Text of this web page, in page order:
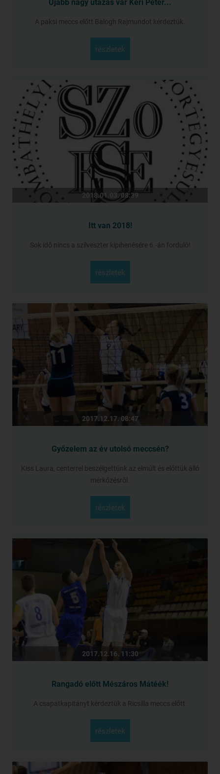
Újabb nagy utazás vár Kéri Péter...
A paksi meccs előtt Balogh Rajmundot kérdeztük.
részletek
2018.01.03. 08:39
Itt van 2018!
Sok idő nincs a szilveszter kipihenésére 6.-án forduló!
részletek
2017.12.17. 08:47
Győzelem az év utolsó meccsén?
Kiss Laura, centerrel beszélgettünk az elmúlt és előttük álló
mérkőzésről.
részletek
2017.12.16. 11:30
Rangadó előtt Mészáros Mátéék!
A csapatkapitányt kérdeztük a Ricsilla meccs előtt.
részletek